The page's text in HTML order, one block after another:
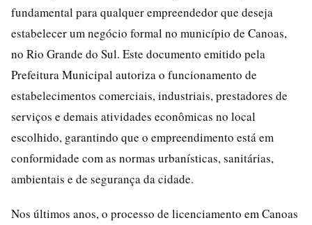
fundamental para qualquer empreendedor que deseja
estabelecer um negócio formal no município de Canoas,
no Rio Grande do Sul. Este documento emitido pela
Prefeitura Municipal autoriza o funcionamento de
estabelecimentos comerciais, industriais, prestadores de
serviços e demais atividades econômicas no local
escolhido, garantindo que o empreendimento está em
conformidade com as normas urbanísticas, sanitárias,
ambientais e de segurança da cidade.
Nos últimos anos, o processo de licenciamento em Canoas